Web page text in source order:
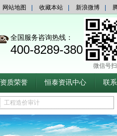
网站地图 收藏本站 新浪微博
全国服务咨询热线：
400-8289-380
微信号
资质荣誉 恒泰资讯中心 联